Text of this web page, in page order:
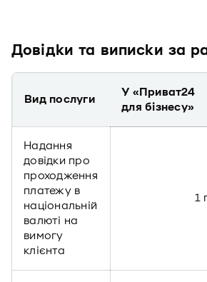
Довідки та виписки за
Вид послуги
У «Приват24
для бізнесу»
Надання
довідки про
проходження
платежу в
національній
валюті на
вимогу
клієнта
1